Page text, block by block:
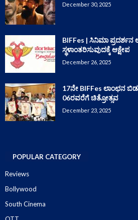
December 30, 2025
BIFFes | ಸಿನಿಮಾ
ಸ್ಥಳಾಂತರಿಸುವುದಕ್ಕೆ ಆಕ್ಷೇಪ
December 26, 2025
17ನೇ BIFFes ಲಾಂಛನ
06ರವರೆಗೆ ಚಿತ್ರೋತ್ಸವ
December 23, 2025
POPULAR CATEGORY
Reviews
Bollywood
South Cinema